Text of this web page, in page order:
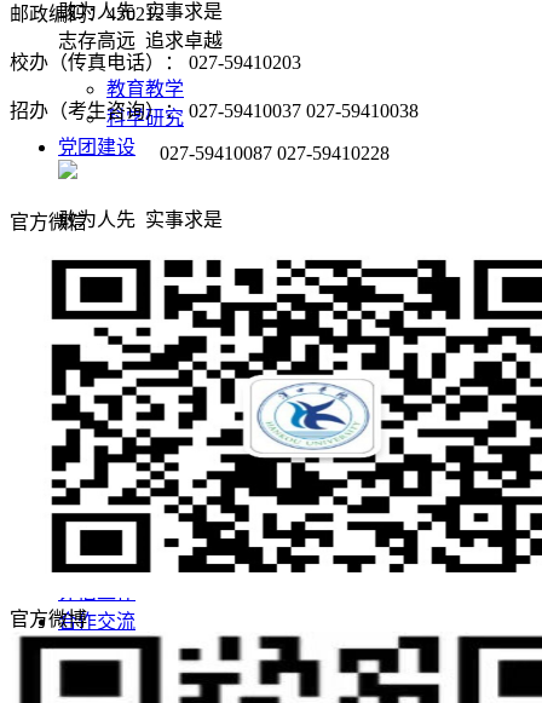
敢为人先 实事求是
志存高远 追求卓越
教育教学
科学研究
党团建设
敢为人先 实事求是
党建阵地
团学天地
招生就业
敢为人先 实事求是
志存高远 追求卓越
招生网
就业网
领导关怀
合作交流
学校概况
邮政编码：430212
校办（传真电话）： 027-59410203
招办（考生咨询）： 027-59410037 027-59410038
027-59410087 027-59410228
官方微信
官方微博